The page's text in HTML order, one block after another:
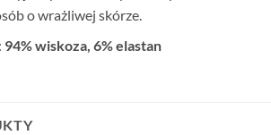
o wrażliwej skórze.
94% wiskoza, 6% elastan